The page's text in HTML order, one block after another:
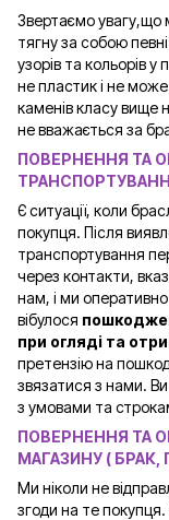
Звертаємо увагу,що
тягну за собою
узорів та кольорів у
не пластик і не
каменів класу вище
не вважається за
ПОВЕРНЕННЯ ТА
Є ситуації, коли
покупця. Після
транспортування
через контакти,
нам, і ми
вібулося
при огляді та
претензію на
звязатися з нами.
з умовами та
ПОВЕРНЕННЯ ТА
МАГАЗИНУ (
Ми ніколи не
згоди на те